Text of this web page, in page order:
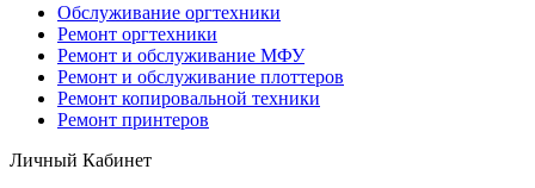
Обслуживание оргтехники
Ремонт оргтехники
Ремонт и обслуживание МФУ
Ремонт и обслуживание плоттеров
Ремонт копировальной техники
Ремонт принтеров
Личный Кабинет